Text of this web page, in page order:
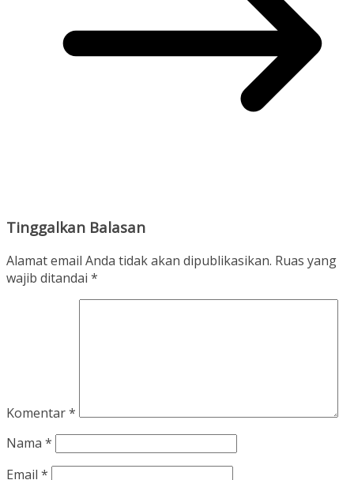
Tinggalkan Balasan
Alamat email Anda tidak akan dipublikasikan. Ruas yang
wajib ditandai *
Komentar*
Nama *
Email *